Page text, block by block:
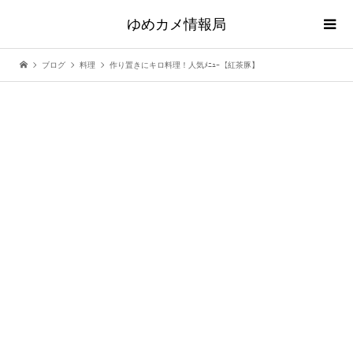
ゆめカメ情報局
ブログ 料理 作り置きにキロ料理！人気ﾒﾆｭｰ【紅茶豚】